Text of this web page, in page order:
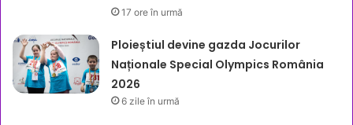
17 ore în urmă
Ploieștiul devine gazda Jocurilor
Naționale Special Olympics România
2026
6 zile în urmă